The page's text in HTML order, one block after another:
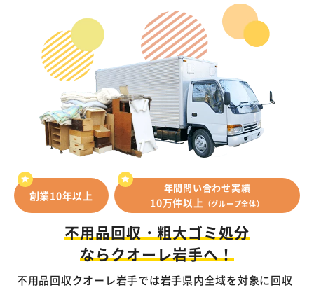
創業10年以上
年間問い合わせ実績
10万件以上 （グループ全体）
不用品回収・粗大ゴミ処分
ならクオーレ岩手へ！
不用品回収クオーレ岩手では岩手県内全域を対象に回収